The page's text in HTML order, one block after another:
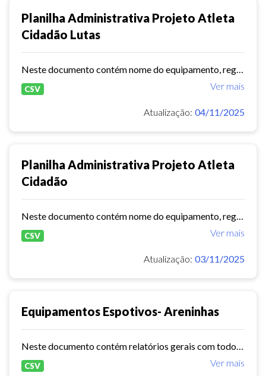
Planilha Administrativa Projeto Atleta
Cidadão Lutas
Ver mais
CSV
Atualização: 04/11/2025
Planilha Administrativa Projeto Atleta
Cidadão
Ver mais
CSV
Atualização: 03/11/2025
Equipamentos Espotivos- Areninhas
Ver mais
CSV